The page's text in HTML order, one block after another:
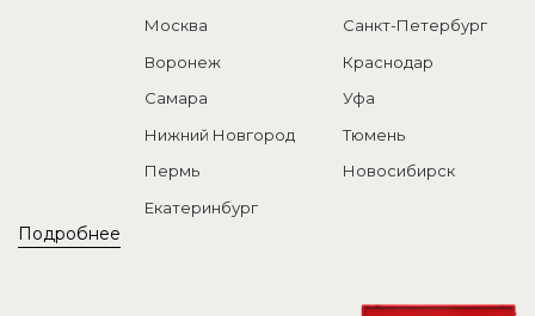
Подробнее
Москва
Санкт-Петербург
Воронеж
Краснодар
Самара
Уфа
Нижний Новгород
Тюмень
Пермь
Новосибирск
Екатеринбург